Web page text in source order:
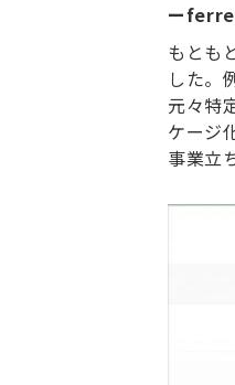
ー
もとも
した。
元々特
ケージ
事業立